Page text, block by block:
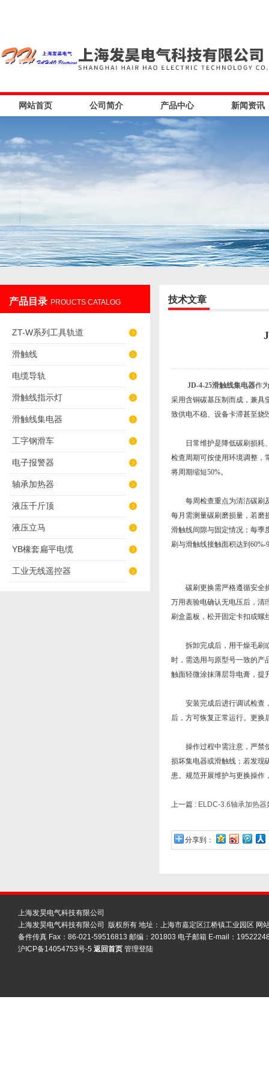
网站首页 公司简介 产品中心 新闻资讯
产品目录 PROUCTS CATALOG
ZT-W系列工具轨道
滑触线
电缆导轨
滑触线指示灯
滑触线集电器
工字钢滑车
电子报警器
轴承加热器
液压千斤顶
液压立马
YB橡套扁平电缆
工业无线遥控器
技术文章
JD-4-25滑触线集电器作
采用含铜碳基压制而成，兼具
致供电不稳、设备卡滞甚至烧
日常维护是降低碳刷损耗、
检查周期可按使用环境调整，
将周期缩短50%。
每周检查重点为清洁碳刷及
每月需测量碳刷磨损量，若磨
滑触线间隙与固定情况；每季
刷与滑触线接触面积达到60%-
碳刷更换需严格遵循安全操
万用表验电确认无电压后，清
刷盒盖板，松开固定卡扣或螺
拆卸完成后，用干燥毛刷或
时，需选用与原型号一致的产
触面轻微涂抹薄层导电膏，提
安装完成后进行调试检查，
后，方可恢复正常运行。更换
操作过程中需注意，严禁使
损坏集电器或滑触线；若发现
患。规范开展维护与更换操作
上一篇 : ELDC-3.6轴承加热
分享到：
上海发昊电气科技有限公司
上海发昊电气科技有限公司 版权所有 地址：上海市嘉定区江桥镇工业园区 网
备件传真 Fax：86-021-59516813 邮编：201803 电子邮箱 E-mail：
沪ICP备14054753号-5 返回首页 管理登陆